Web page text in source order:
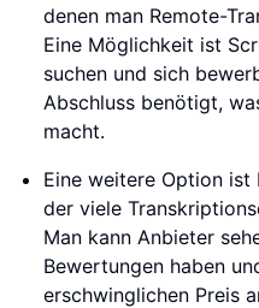
denen man Remote-
Eine Möglichkeit ist
suchen und sich
Abschluss benötigt,
macht.
Eine weitere Option ist
der viele
Man kann Anbieter
Bewertungen haben
erschwinglichen Preis